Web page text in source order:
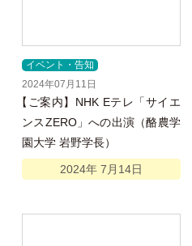
イベント・告知
2024年07月11日
【 ご案内】NHK Eテレ「サイエ
ンスZERO」への出演（酪農学
園大学 岩野学長）
2024年 7月 14日